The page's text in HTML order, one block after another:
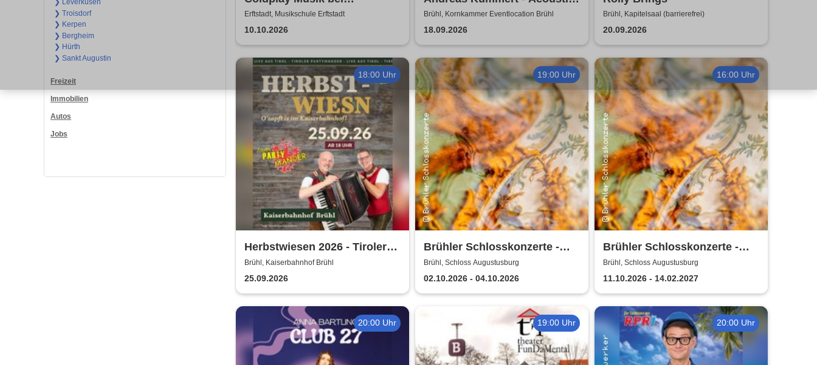
❯ Leverkusen
❯ Troisdorf
❯ Kerpen
❯ Bergheim
❯ Hürth
❯ Sankt Augustin
Freizeit
Immobilien
Autos
Jobs
Kerzenschein
Erftstadt, Musikschule Erftstadt
10.10.2026
Duo
Brühl, Kornkammer Eventlocation Brühl
18.09.2026
Brühl, Kapitelsaal (barrierefrei)
20.09.2026
18:00 Uhr
Herbstwiesen 2026 - Tiroler
Partymander live |
Kaiserbahnhof Brühl
Brühl, Kaiserbahnhof Brühl
25.09.2026
19:00 Uhr
Brühler Schlosskonzerte -
Haydn-Festival 2026
Brühl, Schloss Augustusburg
02.10.2026 - 04.10.2026
16:00 Uhr
Brühler Schlosskonzerte -
Bach um vier 2026/27
Brühl, Schloss Augustusburg
11.10.2026 - 14.02.2027
20:00 Uhr 19:00 Uhr 20:00 Uhr